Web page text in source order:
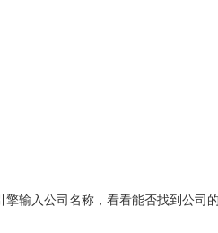
输入公司名称，看看能否找到公司